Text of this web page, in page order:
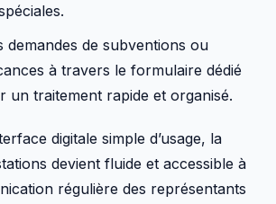
demandes de subventions ou
à travers le formulaire dédié
un traitement rapide et organisé.
digitale simple d’usage, la
devient fluide et accessible à
régulière des représentants